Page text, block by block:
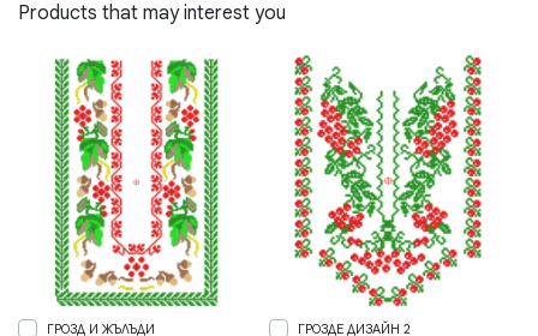
Products that may interest you
ГРОЗД И ЖЪЛЪДИ ГРОЗДЕ ДИЗАЙН 2